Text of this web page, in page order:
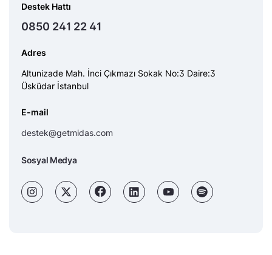
Destek Hattı
0850 241 22 41
Adres
Altunizade Mah. İnci Çıkmazı Sokak No:3 Daire:3
Üsküdar İstanbul
E-mail
destek@getmidas.com
Sosyal Medya